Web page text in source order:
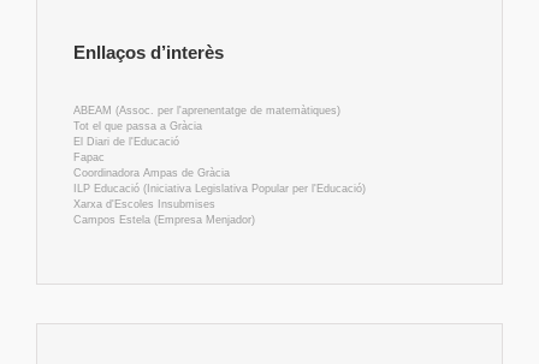
Enllaços d’interès
ABEAM (Assoc. per l'aprenentatge de matemàtiques)
Tot el que passa a Gràcia
El Diari de l'Educació
Fapac
Coordinadora Ampas de Gràcia
ILP Educació (Iniciativa Legislativa Popular per l'Educació)
Xarxa d'Escoles Insubmises
Campos Estela (Empresa Menjador)